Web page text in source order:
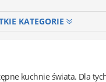
KATEGORIE
kuchnie świata. Dla